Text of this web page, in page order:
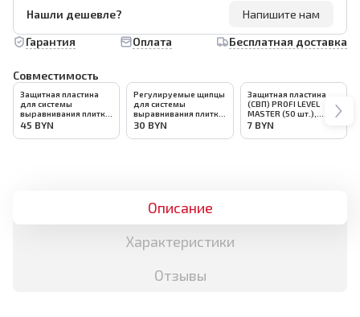
Нашли дешевле?
Напишите нам
Гарантия
Оплата Бесплатная доставка
Совместимость
Защитная пластина
для системы
выравнивания плитки
(СВП) BIHUI 100шт,
45 BYN
Регулируемые щипцы
для системы
выравнивания плитки
(СВП) BIHUI, арт.BLSFP
30 BYN
Защитная пластина
(СВП) PROFI LEVEL
MASTER (50 шт.),
арт.1140
7 BYN
Описание
Характеристики
Отзывы